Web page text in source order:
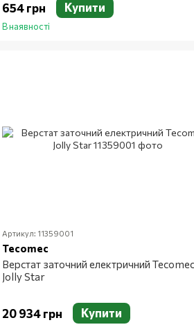
654 грн Купити
В наявності
Артикул: 11359001
Tecomec
Верстат заточний електричний Tecomec
Jolly Star
20 934 грн Купити